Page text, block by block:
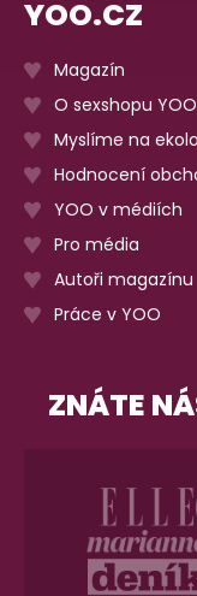
YOO.CZ
Magazín
O sexshopu YOO
Myslíme na
Hodnocení
YOO v médiích
Pro média
Autoři magazínu
Práce v YOO
ZNÁTE